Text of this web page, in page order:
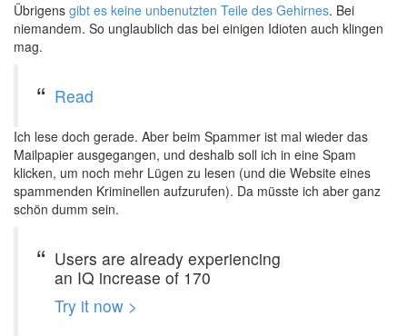
Übrigens gibt es keine unbenutzten Teile des Gehirnes. Bei
niemandem. So unglaublich das bei einigen Idioten auch klingen
mag.
Read
Ich lese doch gerade. Aber beim Spammer ist mal wieder das
Mailpapier ausgegangen, und deshalb soll ich in eine Spam
klicken, um noch mehr Lügen zu lesen (und die Website eines
spammenden Kriminellen aufzurufen). Da müsste ich aber ganz
schön dumm sein.
Users are already experiencing
an IQ increase of 170
Try it now >